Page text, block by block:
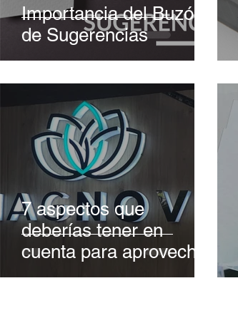
Importancia del Buzón
de Sugerencias
7 aspectos que
deberías tener en
cuenta para aprovechar
al máximo tu Aviso